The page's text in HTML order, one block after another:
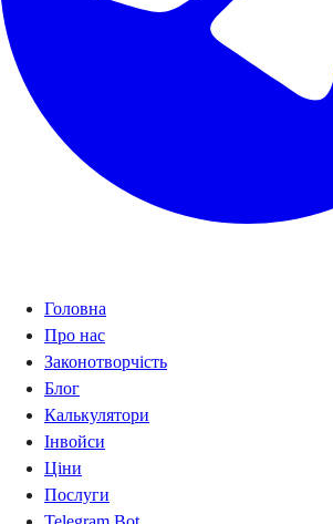
Головна
Про нас
Законотворчість
Блог
Калькулятори
Інвойси
Ціни
Послуги